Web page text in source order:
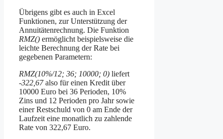
Übrigens gibt es auch in Excel
Funktionen, zur Unterstützung der
Annuitätenrechnung. Die Funktion
RMZ() ermöglicht beispielsweise die
leichte Berechnung der Rate bei
gegebenen Parametern:
RMZ(10%/12; 36; 10000; 0) liefert
-322,67also für einen Kredit über
10000 Euro bei 36 Perioden, 10%
Zins und 12 Perioden pro Jahr sowie
einer Restschuld von 0 am Ende der
Laufzeit eine monatlich zu zahlende
Rate von 322,67 Euro.